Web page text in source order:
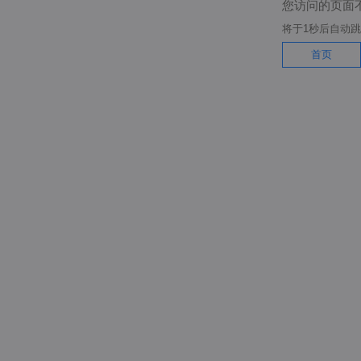
您访问的页面
将于1秒后自动
首页